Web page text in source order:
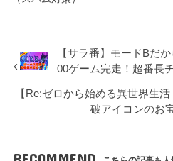
【サラ番】モードBだ
00ゲーム完走！超番長
【Re:ゼロから始める異世界生
破アイコンのお